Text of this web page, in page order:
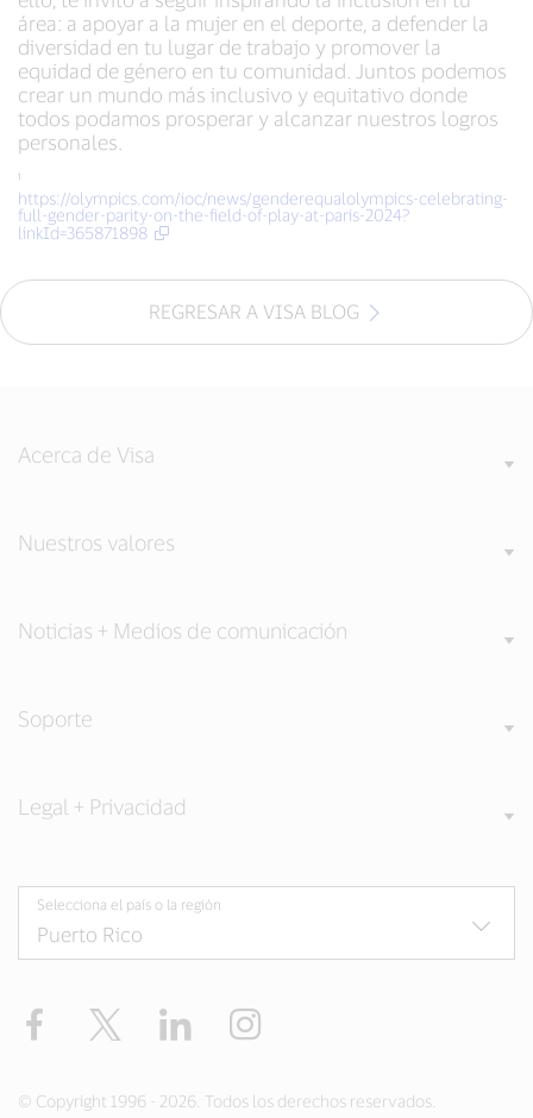
área: a apoyar a la mujer en el deporte, a defender la
diversidad en tu lugar de trabajo y promover la
equidad de género en tu comunidad. Juntos podemos
crear un mundo más inclusivo y equitativo donde
todos podamos prosperar y alcanzar nuestros logros
personales.
¹
https://olympics.com/ioc/news/genderequalolympics-celebrating-
full-gender-parity-on-the-field-of-play-at-paris-2024?
linkId=365871898
REGRESAR A VISA BLOG
Acerca de Visa
Nuestros valores
Noticias + Medios de comunicación
Soporte
Legal + Privacidad
Selecciona el país o la región
Facebook Twitter LinkedIn
© Copyright 1996 - 2026. Todos los derechos reservados.